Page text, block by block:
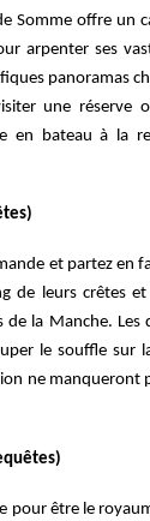
Somme offre un
arpenter ses
panoramas
une réserve
en bateau à la
et partez en
de leurs crêtes
de la Manche.
le souffle sur
ne manqueront
pour être le